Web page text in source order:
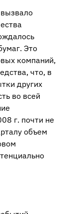
Это
компаний,
что, в
других
во всей
г. почти не
объем